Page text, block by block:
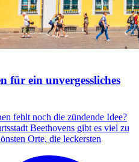
für ein unvergessliches
fehlt noch die zündende Idee?
Beethovens gibt es viel zu
Orte, die leckersten